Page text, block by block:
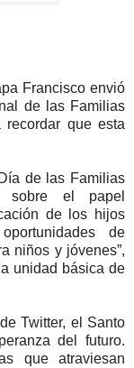
Francisco envió
de las Familias
que esta
de las Familias
sobre el papel
de los hijos
de
niños y jóvenes”,
unidad básica de
Twitter, el Santo
del futuro.
que atraviesan